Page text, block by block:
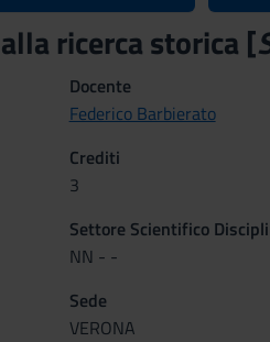
ricerca storica [
Docente
Federico Barbierato
Crediti
3
Settore Scientifico
NN - -
Sede
VERONA